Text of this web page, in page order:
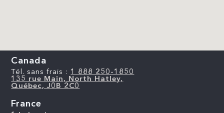
Canada
Tél. sans frais : 1 888 250-1850
135 rue Main, North Hatley,
Québec, J0B 2C0
France